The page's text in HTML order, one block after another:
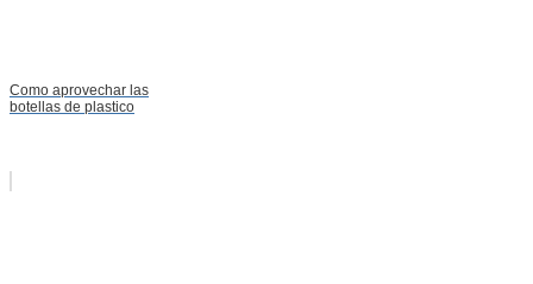
Como aprovechar las
botellas de plastico